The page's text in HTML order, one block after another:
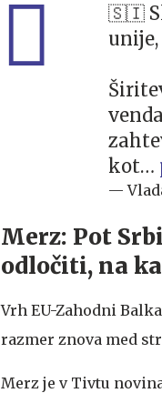
🇸🇮
kot…
—
Merz: Pot
odločiti, na
Vrh EU-Zahodni
razmer znova med
Merz je v Tivtu